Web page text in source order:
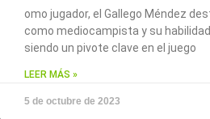
omo jugador, el Gallego Méndez
como mediocampista y su
siendo un pivote clave en el juego
LEER MÁS »
5 de octubre de 2023